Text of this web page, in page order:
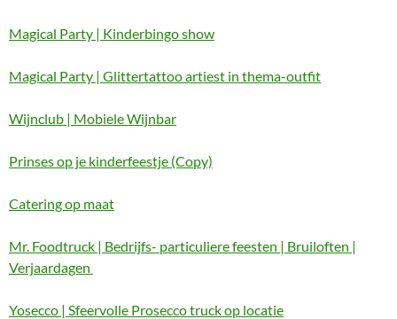
Magical Party | Kinderbingo show
Magical Party | Glittertattoo artiest in thema-outfit
Wijnclub | Mobiele Wijnbar
Prinses op je kinderfeestje (Copy)
Catering op maat
Mr. Foodtruck | Bedrijfs- particuliere feesten | Bruiloften |
Verjaardagen
Yosecco | Sfeervolle Prosecco truck op locatie